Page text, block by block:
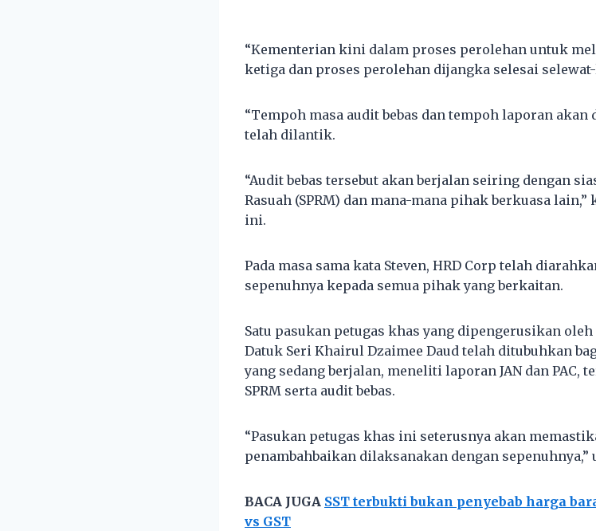
“Kementerian kini dalam proses perolehan untuk
ketiga dan proses perolehan dijangka selesai selewat-
“Tempoh masa audit bebas dan tempoh laporan
telah dilantik.
“Audit bebas tersebut akan berjalan seiring dengan
Rasuah (SPRM) dan mana-mana pihak berkuasa
ini.
Pada masa sama kata Steven, HRD Corp telah
sepenuhnya kepada semua pihak yang berkaitan.
Satu pasukan petugas khas yang dipengerusikan
Datuk Seri Khairul Dzaimee Daud telah ditubuhkan
yang sedang berjalan, meneliti laporan JAN dan PAC,
SPRM serta audit bebas.
“Pasukan petugas khas ini seterusnya akan
penambahbaikan dilaksanakan dengan sepenuhnya,”
BACA JUGA SST terbukti bukan penyebab harga
vs GST